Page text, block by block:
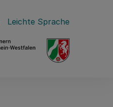
Leichte Sprache